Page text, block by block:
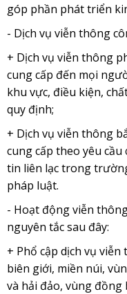
góp phần phát triển
- Dịch vụ viễn thông
+ Dịch vụ viễn thông
cung cấp đến mọi
khu vực, điều kiện,
quy định;
+ Dịch vụ viễn thông
cung cấp theo yêu
tin liên lạc trong
pháp luật.
- Hoạt động viễn
nguyên tắc sau đây:
+ Phổ cập dịch vụ
biên giới, miền núi,
và hải đảo, vùng đồng